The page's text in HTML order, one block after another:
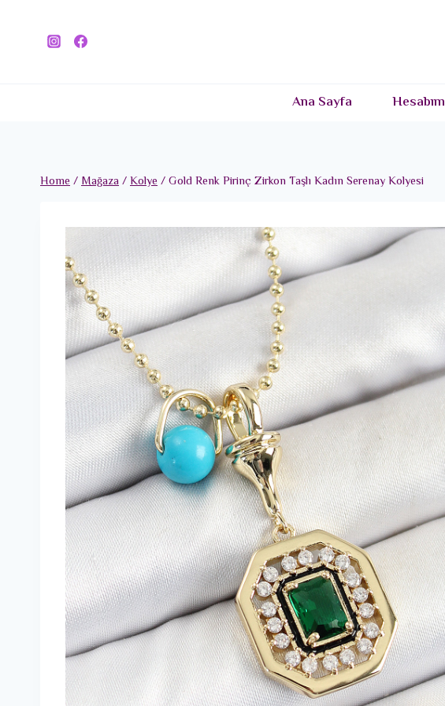
Ana Sayfa Hesabım
Home/Mağaza/Kolye/Gold Renk Pirinç Zirkon Taşlı Kadın Serenay Kolyesi